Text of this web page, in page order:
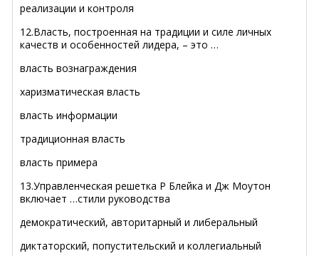
реализации и контроля
12.Власть, построенная на традиции и силе личных
качеств и особенностей лидера, – это …
власть вознаграждения
харизматическая власть
власть информации
традиционная власть
власть примера
13.Управленческая решетка Р Блейка и Дж Моутон
включает …стили руководства
демократический, авторитарный и либеральный
диктаторский, попустительский и коллегиальный